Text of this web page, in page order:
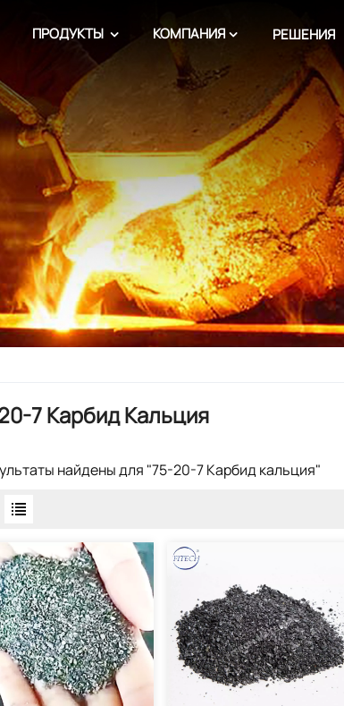
ПРОДУКТЫ КОМПАНИЯ РЕШЕНИЯ
7 Карбид Кальция
найдены для "75-20-7 Карбид кальция"